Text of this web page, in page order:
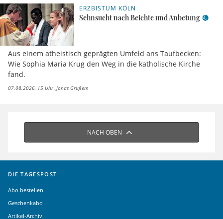
ERZBISTUM KÖLN
Sehnsucht nach Beichte und Anbetung
Aus einem atheistisch geprägten Umfeld ans Taufbecken:
Wie Sophia Maria Krug den Weg in die katholische Kirche
fand.
07.08.2026, 15 Uhr Jonas Grüßem
NACH OBEN
DIE TAGESPOST
Abo bestellen
Geschenkabo
Artikel-Archiv